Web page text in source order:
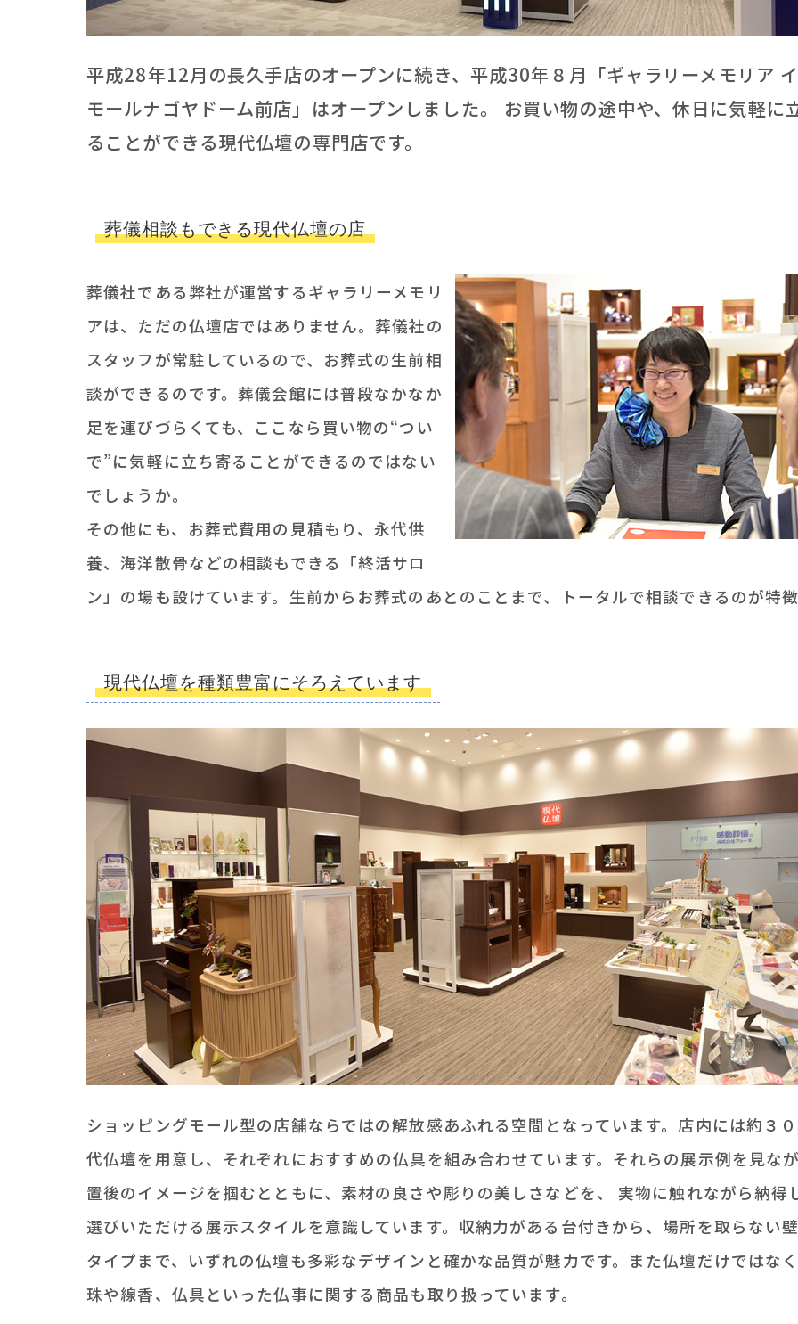
平成28年12月の長久手店のオープンに続き、平成30年８月「ギャラリーメモリア
モールナゴヤドーム前店」はオープンしました。 お買い物の途中や、休日に気軽に
ることができる現代仏壇の専門店です。
葬儀相談もできる現代仏壇の店
葬儀社である弊社が運営するギャラリーメモリ
アは、ただの仏壇店ではありません。葬儀社の
スタッフが常駐しているので、お葬式の生前相
談ができるのです。葬儀会館には普段なかなか
足を運びづらくても、ここなら買い物の“つい
で”に気軽に立ち寄ることができるのではない
でしょうか。
その他にも、お葬式費用の見積もり、永代供
養、海洋散骨などの相談もできる「終活サロ
ン」の場も設けています。生前からお葬式のあとのことまで、トータルで相談できるのが特
現代仏壇を種類豊富にそろえています
ショッピングモール型の店舗ならではの解放感あふれる空間となっています。店内には約３
代仏壇を用意し、それぞれにおすすめの仏具を組み合わせています。それらの展示例を見な
置後のイメージを掴むとともに、素材の良さや彫りの美しさなどを、 実物に触れながら納得
選びいただける展示スタイルを意識しています。収納力がある台付きから、場所を取らない
タイプまで、いずれの仏壇も多彩なデザインと確かな品質が魅力です。また仏壇だけではな
珠や線香、仏具といった仏事に関する商品も取り扱っています。